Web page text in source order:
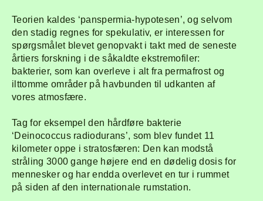
Forside
Program
Line-up
Om
Teorien kaldes ‘panspermia-hypotesen’, og selvom
den stadig regnes for spekulativ, er interessen for
spørgsmålet blevet genopvakt i takt med de seneste
årtiers forskning i de såkaldte ekstremofiler:
bakterier, som kan overleve i alt fra permafrost og
ilttomme områder på havbunden til udkanten af
vores atmosfære.
Tag for eksempel den hårdføre bakterie
‘Deinococcus radiodurans’, som blev fundet 11
kilometer oppe i stratosfæren: Den kan modstå
stråling 3000 gange højere end en dødelig dosis for
mennesker og har endda overlevet en tur i rummet
på siden af den internationale rumstation.